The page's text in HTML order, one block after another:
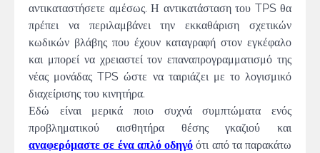
αντικαταστήσετε αμέσως. Η αντικατάσταση του TPS θα
πρέπει να περιλαμβάνει την εκκαθάριση σχετικών
κωδικών βλάβης που έχουν καταγραφή στον εγκέφαλο
και μπορεί να χρειαστεί τον επαναπρογραμματισμό της
νέας μονάδας TPS ώστε να ταιριάζει με το λογισμικό
διαχείρισης του κινητήρα.
Εδώ είναι μερικά ποιο συχνά συμπτώματα ενός
προβληματικού αισθητήρα θέσης γκαζιού και
αναφερόμαστε σε ένα απλό οδηγό ότι από τα παρακάτω